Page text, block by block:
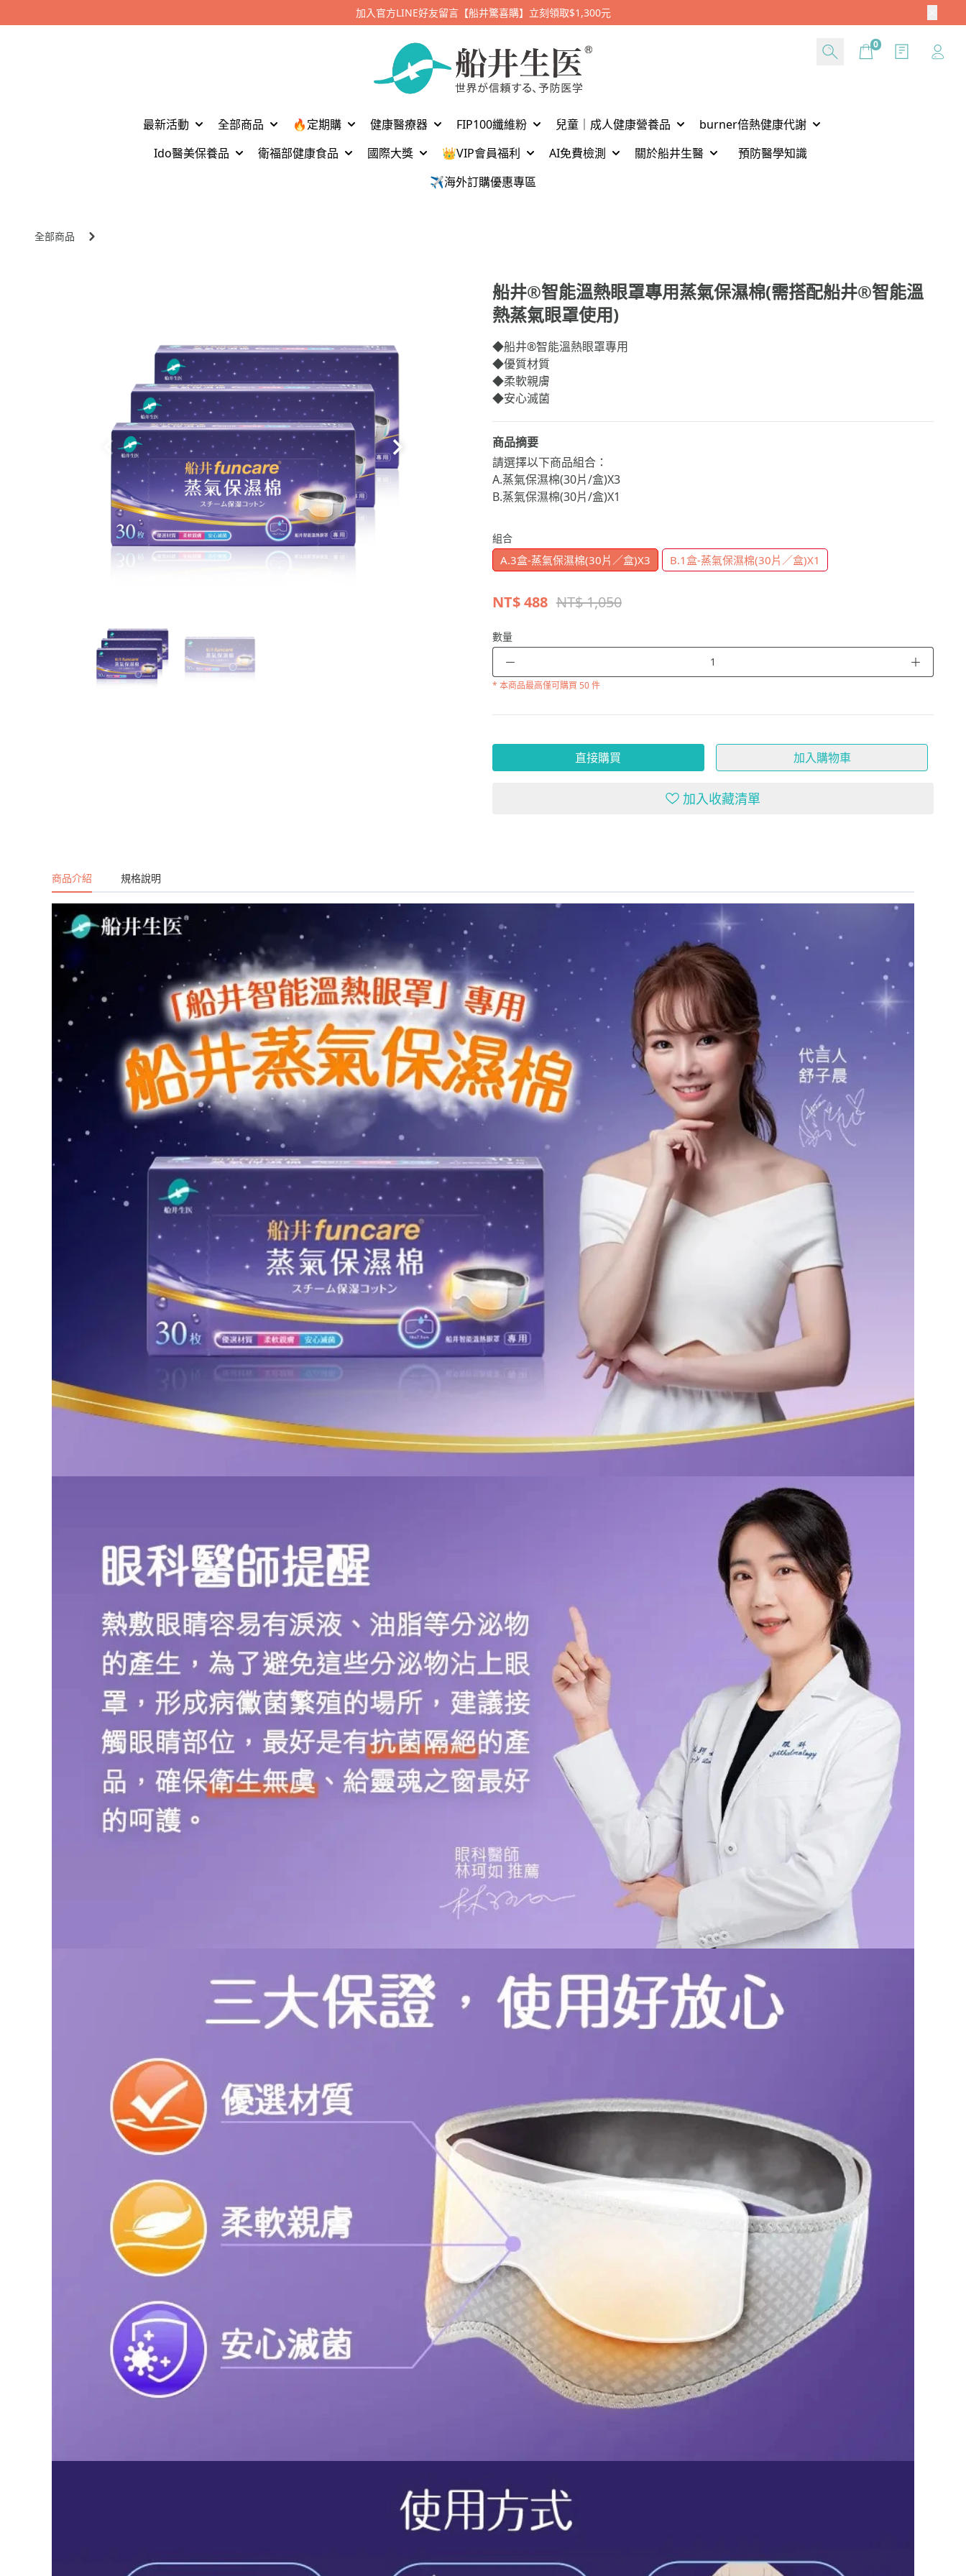
Cart0
最新活動 全部商品 🔥定期購 健康醫療器 FIP100纖維粉 兒童｜成人健康營養品
burner倍熱健康代謝
Ido醫美保養品
衛福部健康食品 國際大獎 👑VIP會員福利 AI免費檢測 關於船井生醫
預防醫學知識
✈️海外訂購優惠專區
全部商品
船井®智能溫熱眼罩專用蒸氣保濕棉(需搭配船井®智能溫
熱蒸氣眼罩使用)
◆船井®智能溫熱眼罩專用
◆優質材質
◆柔軟親膚
◆安心滅菌
商品摘要
請選擇以下商品組合：
A.蒸氣保濕棉(30片/盒)X3
B.蒸氣保濕棉(30片/盒)X1
組合
A.3盒-蒸氣保濕棉(30片／盒)X3 B.1盒-蒸氣保濕棉(30片／盒)X1
NT$488 NT$ 1,050
數量
－ ＋
* 本商品最高僅可購買 50 件
直接購買 加入購物車
加入收藏清單
商品介紹 規格說明